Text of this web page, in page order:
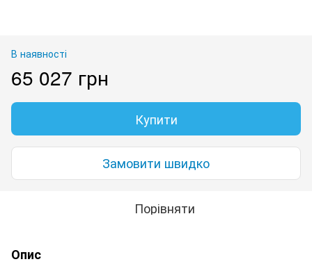
В наявності
65 027 грн
Купити
Замовити швидко
Порівняти
Опис